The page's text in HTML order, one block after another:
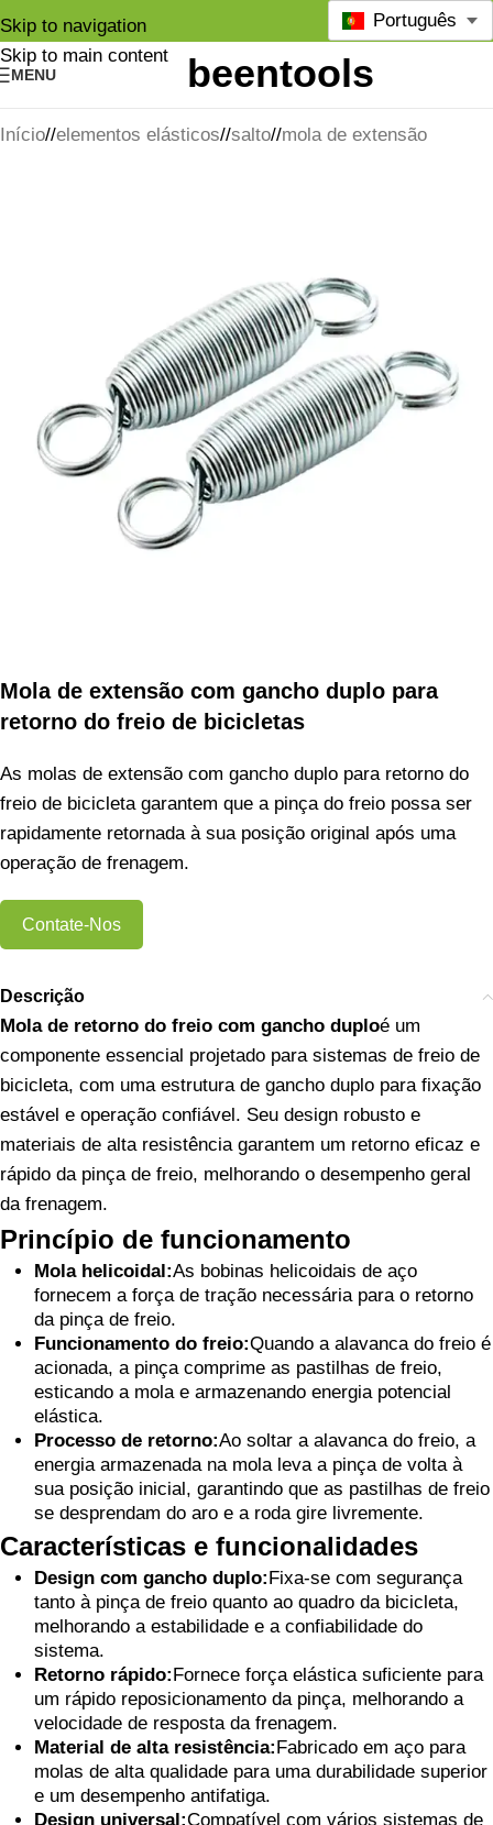
Skip to navigation
Skip to main content
MENU
Português
Início/ elementos elásticos/ salto/ mola de extensão
Mola de extensão com gancho duplo para
retorno do freio de bicicletas
As molas de extensão com gancho duplo para retorno do
freio de bicicleta garantem que a pinça do freio possa ser
rapidamente retornada à sua posição original após uma
operação de frenagem.
Contate-Nos
Descrição
Mola de retorno do freio com gancho duploé um
componente essencial projetado para sistemas de freio de
bicicleta, com uma estrutura de gancho duplo para fixação
estável e operação confiável. Seu design robusto e
materiais de alta resistência garantem um retorno eficaz e
rápido da pinça de freio, melhorando o desempenho geral
da frenagem.
Princípio de funcionamento
Mola helicoidal:As bobinas helicoidais de aço
fornecem a força de tração necessária para o retorno
da pinça de freio.
Funcionamento do freio:Quando a alavanca do freio é
acionada, a pinça comprime as pastilhas de freio,
esticando a mola e armazenando energia potencial
elástica.
Processo de retorno:Ao soltar a alavanca do freio, a
energia armazenada na mola leva a pinça de volta à
sua posição inicial, garantindo que as pastilhas de freio
se desprendam do aro e a roda gire livremente.
Características e funcionalidades
Design com gancho duplo:Fixa-se com segurança
tanto à pinça de freio quanto ao quadro da bicicleta,
melhorando a estabilidade e a confiabilidade do
sistema.
Retorno rápido:Fornece força elástica suficiente para
um rápido reposicionamento da pinça, melhorando a
velocidade de resposta da frenagem.
Material de alta resistência:Fabricado em aço para
molas de alta qualidade para uma durabilidade superior
e um desempenho antifatiga.
Design universal:Compatível com vários sistemas de